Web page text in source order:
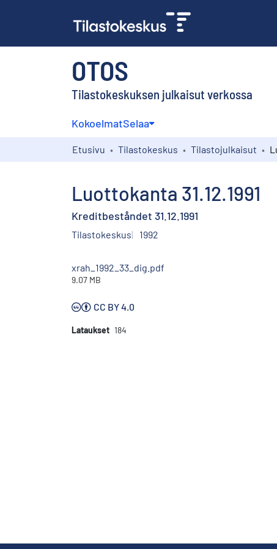
OTOS
Tilastokeskuksen julkaisut verkossa
KokoelmatSelaa
Etusivu Tilastokeskus Tilastojulkaisut
Luottokanta 31.12.1991
Kreditbeståndet 31.12.1991
Tilastokeskus 1992
xrah_1992_33_dig.pdf
9.07 MB
CC BY 4.0
Lataukset 184